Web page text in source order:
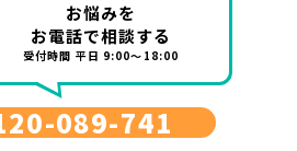
お悩みを
お電話で相談する
受付時間 平日 9:00～18:00
089-741